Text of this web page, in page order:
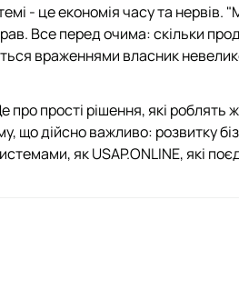
- це економія часу та нервів.
Все перед очима: скільки
враженнями власник
про прості рішення, які роблять
дійсно важливо: розвитку
як USAP.ONLINE, які